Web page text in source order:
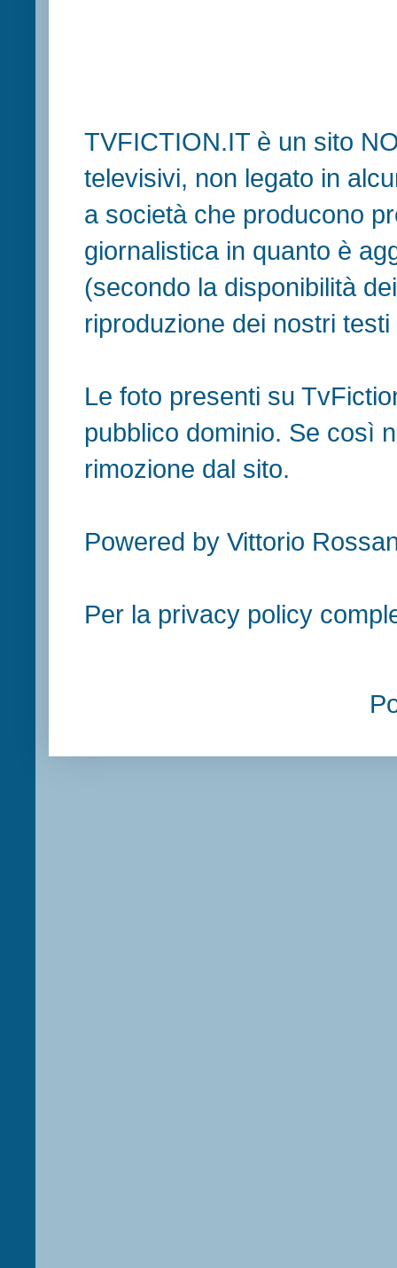
TVFICTION.IT è un sito
televisivi, non legato in
a società che producono
giornalistica in quanto è
(secondo la disponibilità
riproduzione dei nostri
Le foto presenti su
pubblico dominio. Se così
rimozione dal sito.
Powered by Vittorio
Per la privacy policy